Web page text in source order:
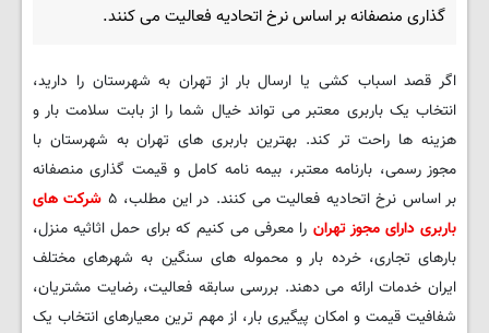
گذاری منصفانه بر اساس نرخ اتحادیه فعالیت می کنند.
اگر قصد اسباب کشی یا ارسال بار از تهران به شهرستان را دارید،
انتخاب یک باربری معتبر می تواند خیال شما را از بابت سلامت بار و
هزینه ها راحت تر کند. بهترین باربری های تهران به شهرستان با
مجوز رسمی، بارنامه معتبر، بیمه نامه کامل و قیمت گذاری منصفانه
بر اساس نرخ اتحادیه فعالیت می کنند. در این مطلب، ۵
شرکت های
باربری دارای مجوز تهران را معرفی می کنیم که برای حمل اثاثیه منزل،
بارهای تجاری، خرده بار و محموله های سنگین به شهرهای مختلف
ایران خدمات ارائه می دهند. بررسی سابقه فعالیت، رضایت مشتریان،
شفافیت قیمت و امکان پیگیری بار، از مهم ترین معیارهای انتخاب یک